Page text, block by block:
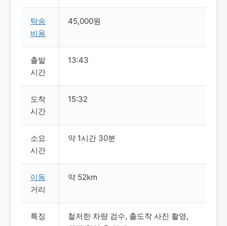
탁송
비용
45,000원
출발
시간
13:43
도착
시간
15:32
소요
시간
약 1시간 30분
이동
거리
약 52km
특징
철저한 차량 검수, 출도착 사진 촬영,